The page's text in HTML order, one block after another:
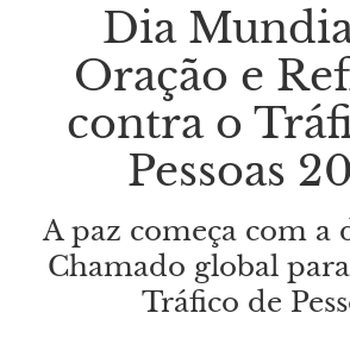
Dia
Oração e
contra o
Pessoas
A paz começa com a
Chamado global
Tráfico de